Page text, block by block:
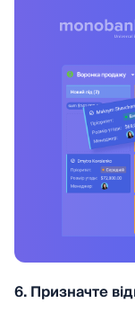
6. Призначте